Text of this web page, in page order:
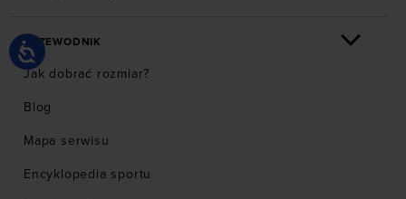
PRZEWODNIK
Jak dobrać rozmiar?
Blog
Mapa serwisu
Encyklopedia sportu